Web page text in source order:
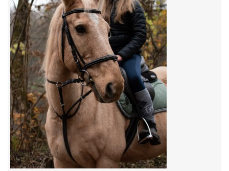
JARNÍ BRIGÁDA 20.5.2023
DNE 17.11.2023 KROUŽEK JEZDECTVÍ NENÍ
DĚKUJEME MĚSTU RYCHVALD ZA DOTACI V ROCE 2023
NABÍZÍME BRIGÁDU U NÁS VE STÁJI. PRO BLIŽŠÍ INFO
VOLEJTE 604265192
DĚKUJEME ZA PODPORU ČESKÉ UNIÍ SPORTU